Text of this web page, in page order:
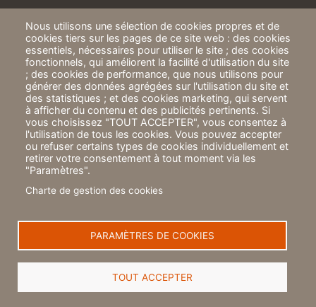
Nous utilisons une sélection de cookies propres et de
cookies tiers sur les pages de ce site web : des cookies
essentiels, nécessaires pour utiliser le site ; des cookies
fonctionnels, qui améliorent la facilité d'utilisation du site
; des cookies de performance, que nous utilisons pour
générer des données agrégées sur l'utilisation du site et
des statistiques ; et des cookies marketing, qui servent
à afficher du contenu et des publicités pertinents. Si
vous choisissez "TOUT ACCEPTER", vous consentez à
l'utilisation de tous les cookies. Vous pouvez accepter
ou refuser certains types de cookies individuellement et
retirer votre consentement à tout moment via les
"Paramètres".
Charte de gestion des cookies
PARAMÈTRES DE COOKIES
TOUT ACCEPTER
ICF Habitat
24 rue de Paradis
75010 PARIS
A propos
Mentions légales
Charte de gestion des cookies